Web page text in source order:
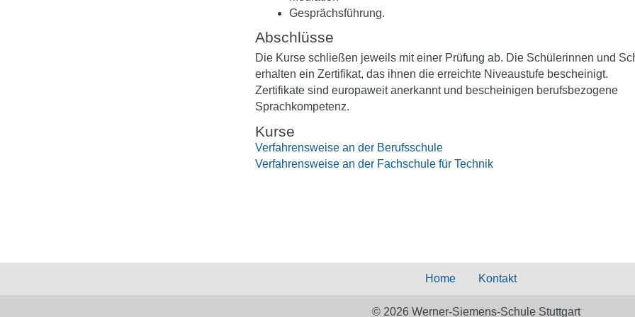
Gesprächsführung.
Abschlüsse
Die Kurse schließen jeweils mit einer Prüfung ab. Die Schülerinnen und
erhalten ein Zertifikat, das ihnen die erreichte Niveaustufe bescheinigt.
Zertifikate sind europaweit anerkannt und bescheinigen berufsbezogene
Sprachkompetenz.
Kurse
Verfahrensweise an der Berufsschule
Verfahrensweise an der Fachschule für Technik
Home Kontakt
© 2026 Werner-Siemens-Schule Stuttgart